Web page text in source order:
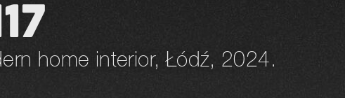
home interior, Łódź, 2024.